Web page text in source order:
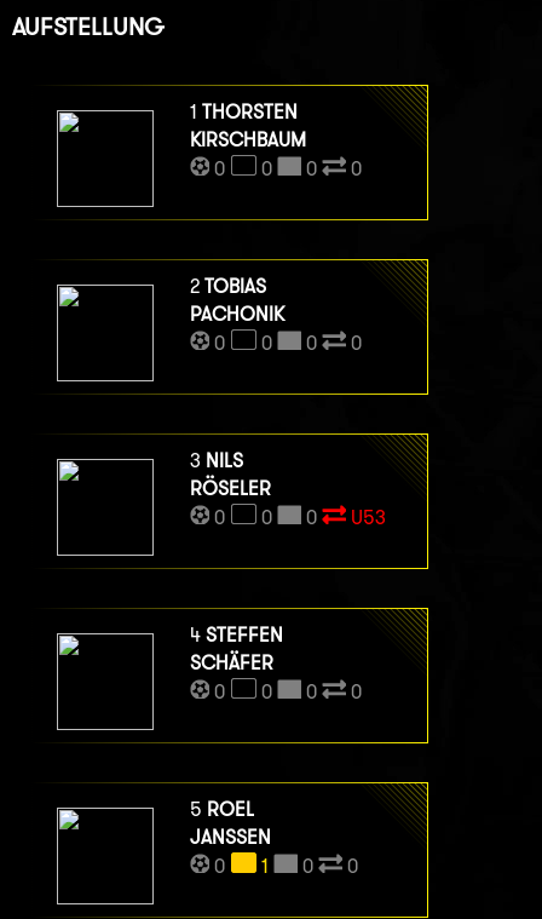
AUFSTELLUNG
1 THORSTEN
KIRSCHBAUM
0
0 0 0
2 TOBIAS
PACHONIK
0
0 0 0
3 NILS
RÖSELER
0
0 0 U53
4 STEFFEN
SCHÄFER
0
0 0 0
5 ROEL
JANSSEN
0
1 0 0